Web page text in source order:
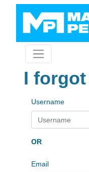
I
Username
OR
Email